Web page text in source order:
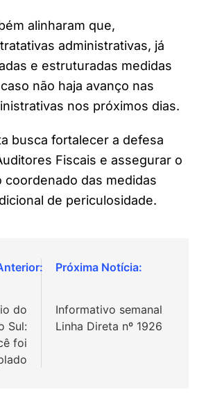
alinharam que,
administrativas, já
e estruturadas medidas
não haja avanço nas
nos próximos dias.
busca fortalecer a defesa
Fiscais e assegurar o
coordenado das medidas
de periculosidade.
do
Sul:
foi
Informativo semanal
Linha Direta nº 1926